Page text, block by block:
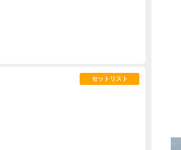
セットリスト